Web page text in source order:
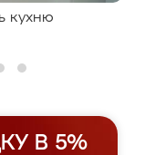
кухню
В 5%